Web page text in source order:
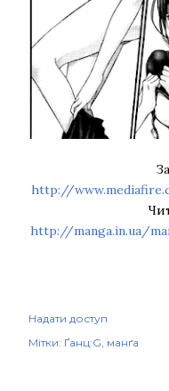
http://
http://manga.in.ua/
Надати доступ
Мітки: Ґанц:G манґа